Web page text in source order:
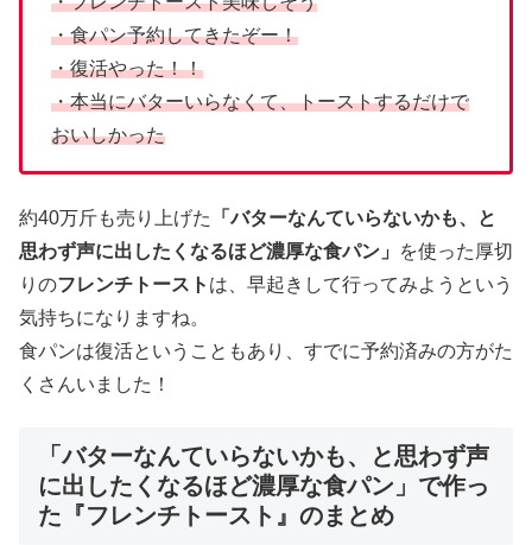
・食パン予約してきたぞー！
・復活やった！！
・本当にバターいらなくて、トーストするだけで
おいしかった
約40万斤も売り上げた
「バターなんていらないかも、と
思わず声に出したくなるほど濃厚な食パン」
を使った厚切
りのフレンチトースト は、早起きして行ってみようという
気持ちになりますね。
食パンは復活ということもあり、すでに予約済みの方がた
くさんいました！
「バターなんていらないかも、と思わず声
に出したくなるほど濃厚な食パン」で作っ
た『フレンチトースト』のまとめ